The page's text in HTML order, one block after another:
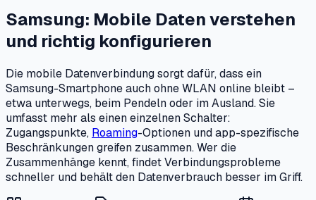
Samsung: Mobile Daten verstehen
und richtig konfigurieren
Die mobile Datenverbindung sorgt dafür, dass ein
Samsung-Smartphone auch ohne WLAN online bleibt –
etwa unterwegs, beim Pendeln oder im Ausland. Sie
umfasst mehr als einen einzelnen Schalter:
Zugangspunkte, Roaming-Optionen und app-spezifische
Beschränkungen greifen zusammen. Wer die
Zusammenhänge kennt, findet Verbindungsprobleme
schneller und behält den Datenverbrauch besser im Griff.